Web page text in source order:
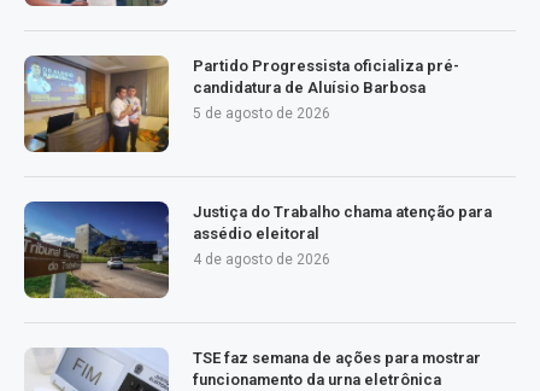
Partido Progressista oficializa pré-
candidatura de Aluísio Barbosa
5 de agosto de 2026
Justiça do Trabalho chama atenção para
assédio eleitoral
4 de agosto de 2026
TSE faz semana de ações para mostrar
funcionamento da urna eletrônica